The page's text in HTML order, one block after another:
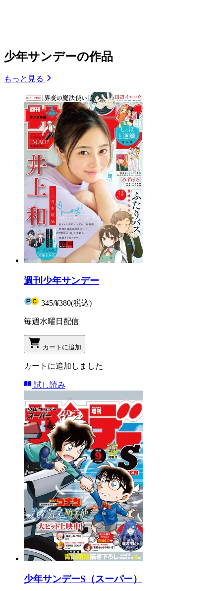
少年サンデーの作品
もっと見る
週刊少年サンデー
345/¥380(税込)
毎週水曜日配信
カートに追加
カートに追加しました
試し読み
少年サンデーS（スーパー）